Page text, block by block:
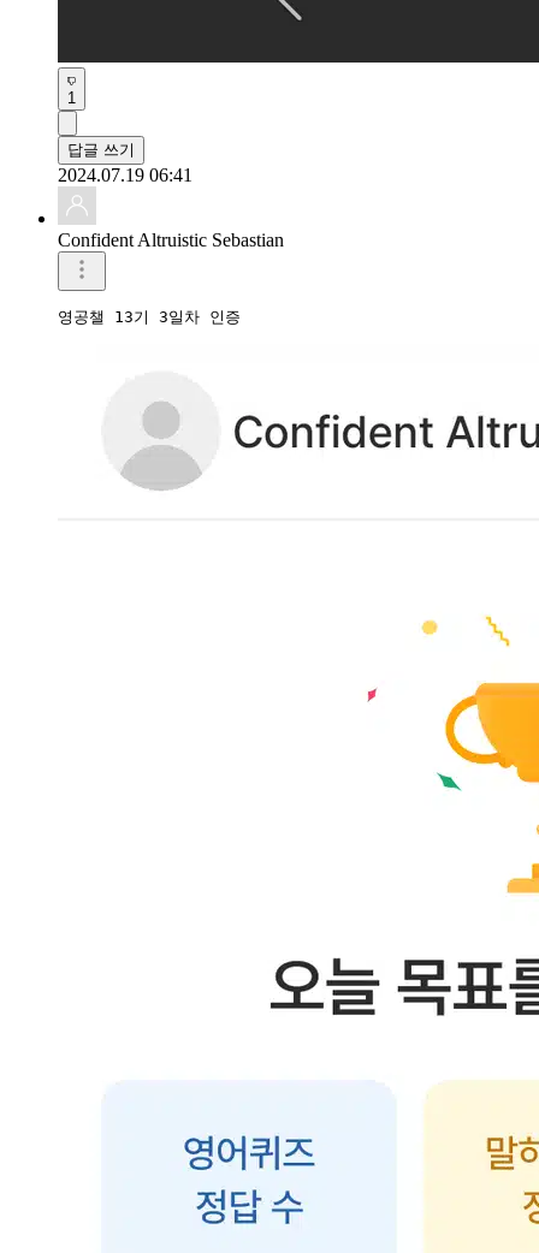
1
답글 쓰기
2024.07.19 06:41
Confident Altruistic Sebastian